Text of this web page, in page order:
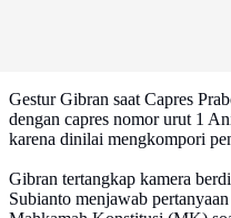
Gestur Gibran saat Capres
dengan capres nomor urut 1
karena dinilai mengkompori
Gibran tertangkap kamera
Subianto menjawab